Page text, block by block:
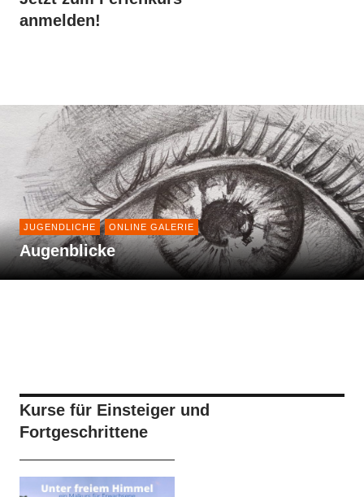
anmelden!
JUGENDLICHE ONLINE GALERIE
Augenblicke
Kurse für Einsteiger und
Fortgeschrittene